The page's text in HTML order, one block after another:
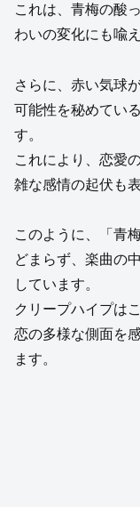
これは、青梅の酸
わいの変化にも喩
さらに、赤い気球
可能性を秘めてい
す。
これにより、恋愛
雑な感情の起伏も
このように、「青
どまらず、楽曲の
しています。
クリープハイプは
恋の多様な側面を
ます。